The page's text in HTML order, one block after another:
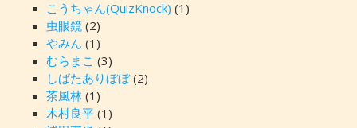
こうちゃん(QuizKnock) (1)
虫眼鏡(2)
やみん (1)
むらまこ (3)
しばたありぼぼ(2)
茶風林(1)
木村良平(1)